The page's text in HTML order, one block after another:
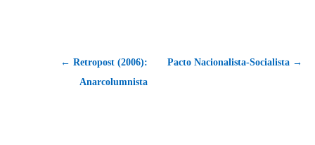
← Retropost (2006):
Anarcolumnista
Pacto Nacionalista-Socialista →